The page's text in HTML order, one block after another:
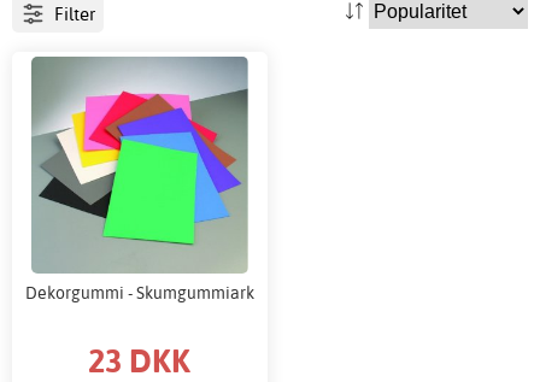
Filter
Dekorgummi - Skumgummiark
23 DKK